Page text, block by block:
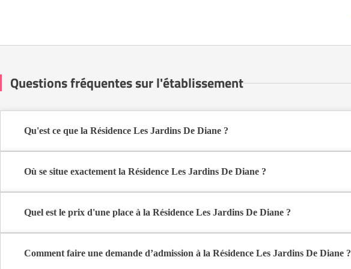
Questions fréquentes sur l'établissement
Qu'est ce que la Résidence Les Jardins De Diane ?
Où se situe exactement la Résidence Les Jardins De Diane ?
Quel est le prix d'une place à la Résidence Les Jardins De Diane ?
Comment faire une demande d’admission à la Résidence Les Jardins De Diane ?